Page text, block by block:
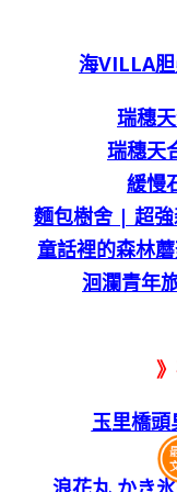
海VILLA
瑞穗
瑞穗天
緩慢
麵包樹舍 | 超
童話裡的森林
洄瀾青年
玉里橋